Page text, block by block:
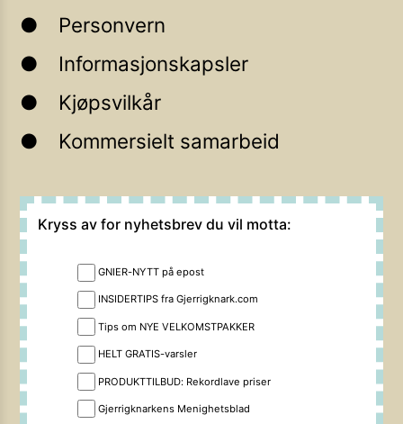
Personvern
Informasjonskapsler
Kjøpsvilkår
Kommersielt samarbeid
Kryss av for nyhetsbrev du vil motta:
GNIER-NYTT på epost
INSIDERTIPS fra Gjerrigknark.com
Tips om NYE VELKOMSTPAKKER
HELT GRATIS-varsler
PRODUKTTILBUD: Rekordlave priser
Gjerrigknarkens Menighetsblad